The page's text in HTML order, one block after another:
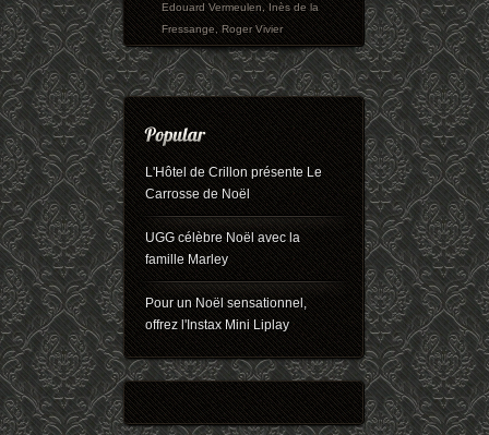
Edouard Vermeulen,Inès de la
Fressange,Roger Vivier
L'Hôtel de Crillon présente Le
Carrosse de Noël
UGG célèbre Noël avec la
famille Marley
Pour un Noël sensationnel,
offrez l'Instax Mini Liplay